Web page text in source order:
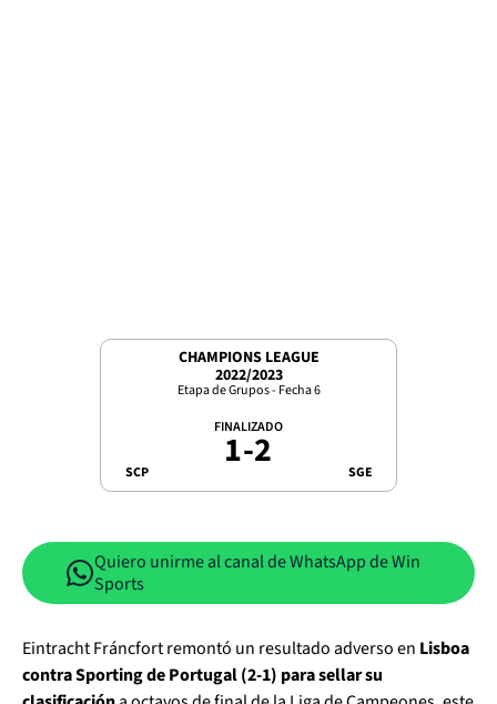
CHAMPIONS LEAGUE
2022/2023
Etapa de Grupos - Fecha 6
SCP
FINALIZADO
1-2 SGE
Quiero unirme al canal de WhatsApp de Win
Sports
Eintracht Fráncfort remontó un resultado adverso en Lisboa
contra Sporting de Portugal (2-1) para sellar su